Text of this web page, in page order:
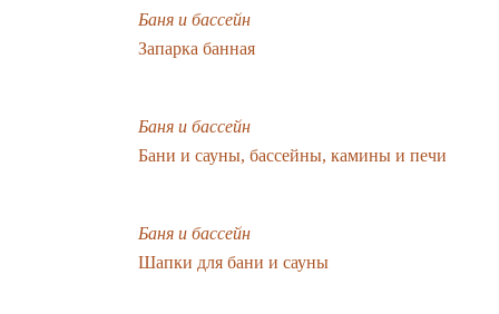
Баня и бассейн
Запарка банная
Баня и бассейн
Бани и сауны, бассейны, камины и печи
Баня и бассейн
Шапки для бани и сауны